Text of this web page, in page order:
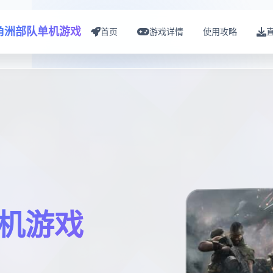
洲部队单机游戏 首页 游戏详情 使用攻略
游戏